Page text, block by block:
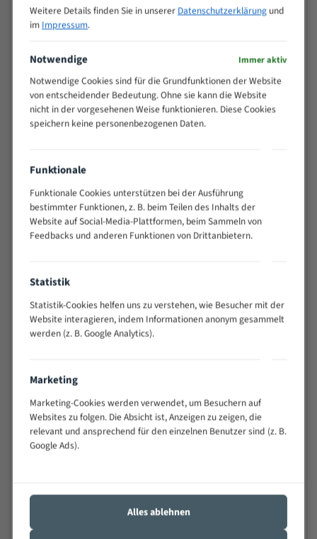
15 - 40
8/12
25 - 50
35 - 70
80 - 180
3/4
130 -
350
2/3
200 -
> 500
0,75/1,25
Vorteile:
Widerstandsfähig gegen Zahnbruch auch bei
schwierigen Werkstücken (Materialmischung,
wechselnde Verbindungslängen)
Sehr geringe Vibration
Technische Beschreibung:
Positiver Spanwinkel
Bandkörper aus hochlegiertem Federstahl
Weitere Details finden Sie in unserer Datenschutzerklärungund
im Impressum.
Notwendige Immer aktiv
Notwendige Cookies sind für die Grundfunktionen der Website
von entscheidender Bedeutung. Ohne sie kann die Website
nicht in der vorgesehenen Weise funktionieren. Diese Cookies
speichern keine personenbezogenen Daten.
Funktionale
Funktionale Cookies unterstützen bei der Ausführung
bestimmter Funktionen, z. B. beim Teilen des Inhalts der
Website auf Social-Media-Plattformen, beim Sammeln von
Feedbacks und anderen Funktionen von Drittanbietern.
Statistik
Statistik-Cookies helfen uns zu verstehen, wie Besucher mit der
Website interagieren, indem Informationen anonym gesammelt
werden (z. B. Google Analytics).
Marketing
Marketing-Cookies werden verwendet, um Besuchern auf
Websites zu folgen. Die Absicht ist, Anzeigen zu zeigen, die
relevant und ansprechend für den einzelnen Benutzer sind (z. B.
Google Ads).
Alles ablehnen